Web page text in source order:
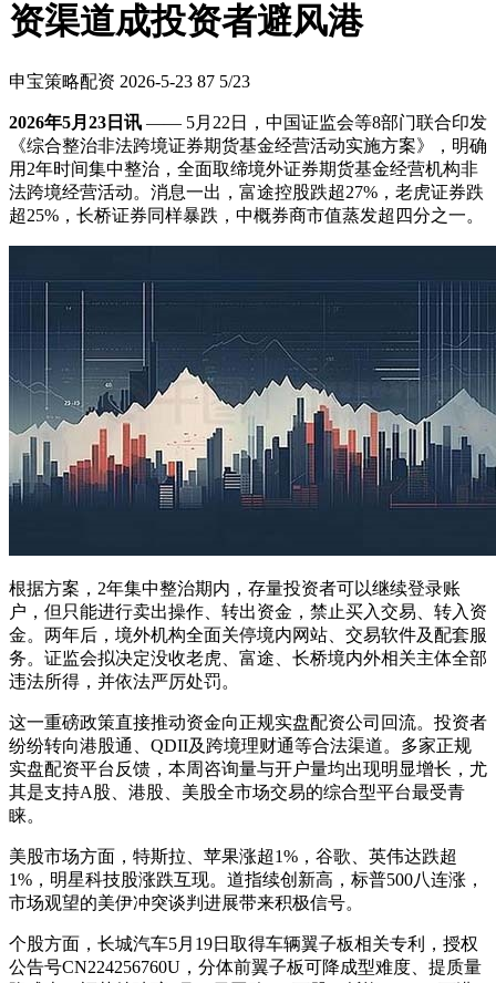
资渠道成投资者避风港
申宝策略配资 2026-5-23 87 5/23
2026年5月23日讯 —— 5月22日，中国证监会等8部门联合印发
《综合整治非法跨境证券期货基金经营活动实施方案》，明确
用2年时间集中整治，全面取缔境外证券期货基金经营机构非
法跨境经营活动。消息一出，富途控股跌超27%，老虎证券跌
超25%，长桥证券同样暴跌，中概券商市值蒸发超四分之一。
根据方案，2年集中整治期内，存量投资者可以继续登录账
户，但只能进行卖出操作、转出资金，禁止买入交易、转入资
金。两年后，境外机构全面关停境内网站、交易软件及配套服
务。证监会拟决定没收老虎、富途、长桥境内外相关主体全部
违法所得，并依法严厉处罚。
这一重磅政策直接推动资金向正规实盘配资公司回流。投资者
纷纷转向港股通、QDII及跨境理财通等合法渠道。多家正规
实盘配资平台反馈，本周咨询量与开户量均出现明显增长，尤
其是支持A股、港股、美股全市场交易的综合型平台最受青
睐。
美股市场方面，特斯拉、苹果涨超1%，谷歌、英伟达跌超
1%，明星科技股涨跌互现。道指续创新高，标普500八连涨，
市场观望的美伊冲突谈判进展带来积极信号。
个股方面，长城汽车5月19日取得车辆翼子板相关专利，授权
公告号CN224256760U，分体前翼子板可降成型难度、提质量